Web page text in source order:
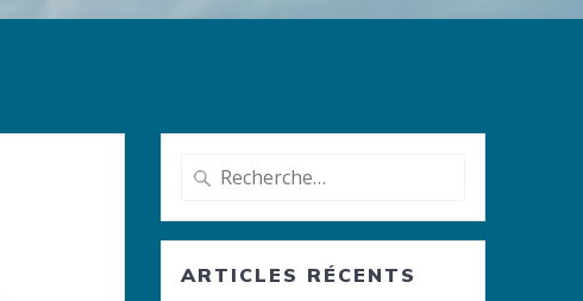
Recherche
:
ARTICLES RÉCENTS